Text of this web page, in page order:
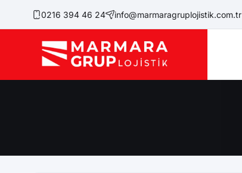
0216 394 46 24 info@marmaragruplojistik.com.tr